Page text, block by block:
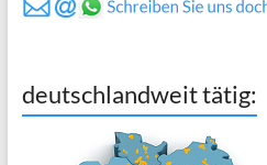
deutschlandweit tätig: